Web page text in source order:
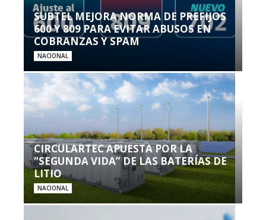
SUBTEL MEJORA NORMA DE PREFIJOS
600 Y 809 PARA EVITAR ABUSOS EN
COBRANZAS Y SPAM
NACIONAL
CIRCULARTEC APUESTA POR LA
“SEGUNDA VIDA” DE LAS BATERÍAS DE
LITIO
NACIONAL